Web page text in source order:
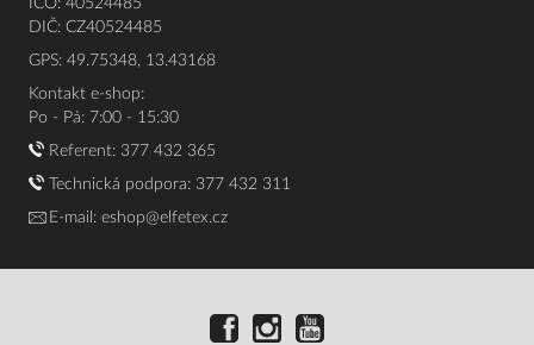
IČO: 40524485
DIČ: CZ40524485
GPS: 49.75348, 13.43168
Kontakt e-shop:
Po - Pá: 7:00 - 15:30
Referent: 377 432 365
Technická podpora: 377 432 311
E-mail: eshop@elfetex.cz